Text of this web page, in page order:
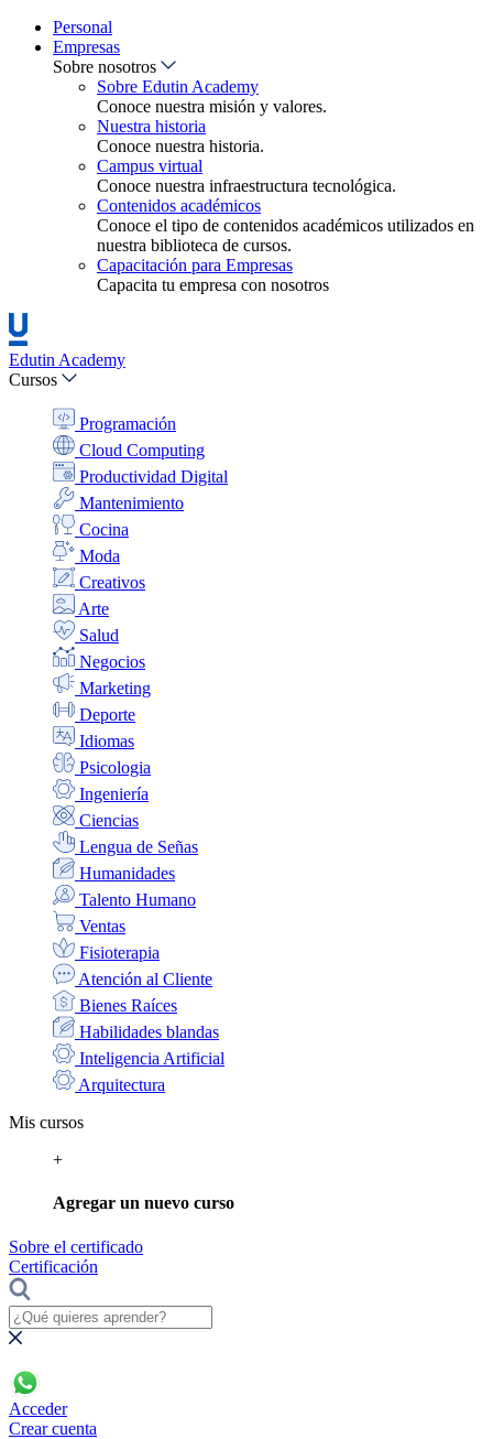
Personal
Empresas
Sobre nosotros
Sobre Edutin Academy
Conoce nuestra misión y valores.
Nuestra historia
Conoce nuestra historia.
Campus virtual
Conoce nuestra infraestructura tecnológica.
Contenidos académicos
Conoce el tipo de contenidos académicos utilizados en
nuestra biblioteca de cursos.
Capacitación para Empresas
Capacita tu empresa con nosotros
Edutin Academy
Cursos
Programación
Cloud Computing
Productividad Digital
Mantenimiento
Cocina
Moda
Creativos
Arte
Salud
Negocios
Marketing
Deporte
Idiomas
Psicologia
Ingeniería
Ciencias
Lengua de Señas
Humanidades
Talento Humano
Ventas
Fisioterapia
Atención al Cliente
Bienes Raíces
Habilidades blandas
Inteligencia Artificial
Arquitectura
Mis cursos
+
Agregar un nuevo curso
Sobre el certificado
Certificación
Acceder
Crear cuenta